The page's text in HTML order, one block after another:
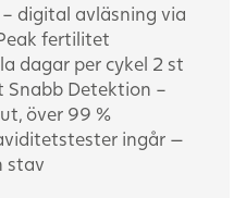
digital avläsning via
fertilitet
dagar per cykel 2 st
Snabb Detektion –
över 99 %
ingår —
stav